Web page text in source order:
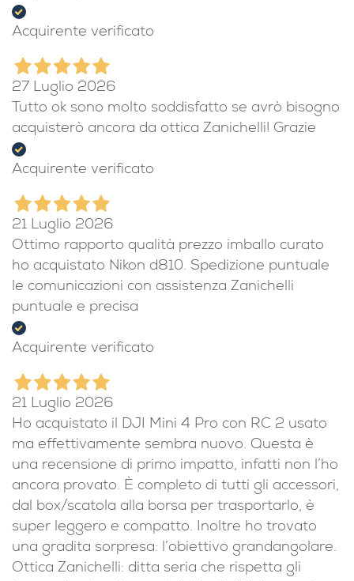
Acquirente verificato
27 Luglio 2026
Tutto ok sono molto soddisfatto se avrò bisogno
acquisterò ancora da ottica Zanichelli! Grazie
Acquirente verificato
21 Luglio 2026
Ottimo rapporto qualità prezzo imballo curato
ho acquistato Nikon d810. Spedizione puntuale
le comunicazioni con assistenza Zanichelli
puntuale e precisa
Acquirente verificato
21 Luglio 2026
Ho acquistato il DJI Mini 4 Pro con RC 2 usato
ma effettivamente sembra nuovo. Questa è
una recensione di primo impatto, infatti non l’ho
ancora provato. È completo di tutti gli accessori,
dal box/scatola alla borsa per trasportarlo, è
super leggero e compatto. Inoltre ho trovato
una gradita sorpresa: l’obiettivo grandangolare.
Ottica Zanichelli: ditta seria che rispetta gli